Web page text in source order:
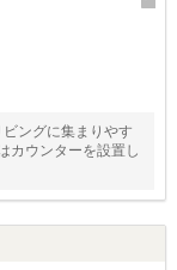
ングに集まりやす
カウンターを設置し